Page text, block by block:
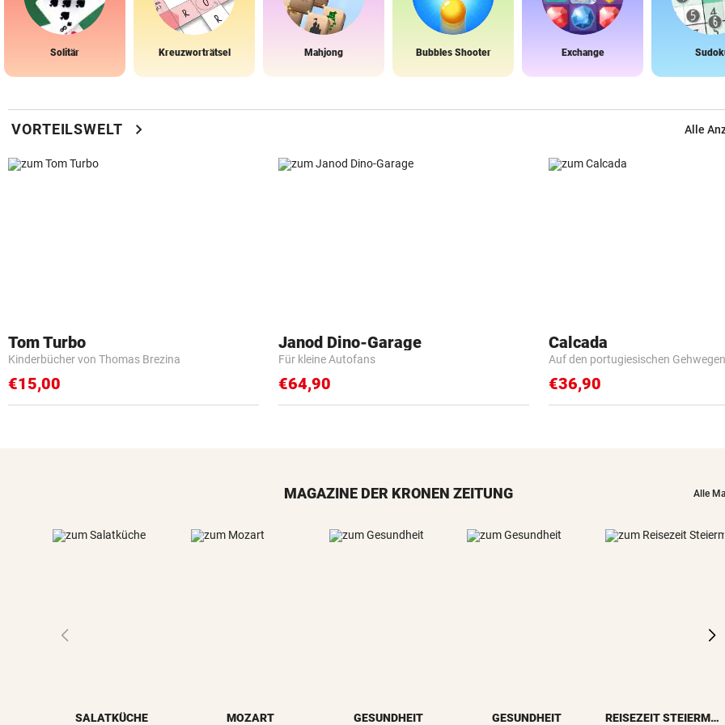
Solitär Kreuzworträtsel Mahjong Bubbles Shooter Exchange
VORTEILSWELT chevron_right Alle
Tom Turbo
Kinderbücher von Thomas Brezina
€15,00
Janod Dino-Garage
Für kleine Autofans
€64,90
Calcada
Auf den portugiesischen Gehwegen
€36,90
MAGAZINE DER KRONEN ZEITUNG Alle
SALATKÜCHE MOZART GESUNDHEIT GESUNDHEIT REISEZEIT STEIERMARK